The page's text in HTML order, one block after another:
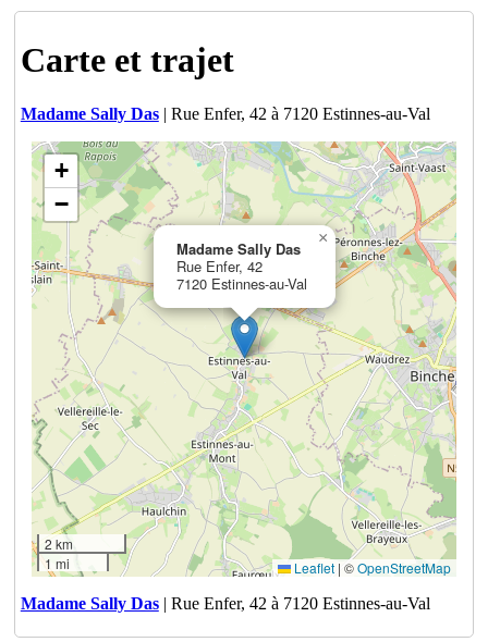
Carte et trajet
Madame Sally Das| Rue Enfer, 42 à 7120 Estinnes-au-Val
Madame Sally Das
Rue Enfer, 42
7120 Estinnes-au-Val
×
+
−
2 km
1 mi
Leaflet | ©OpenStreetMap
Madame Sally Das| Rue Enfer, 42 à 7120 Estinnes-au-Val